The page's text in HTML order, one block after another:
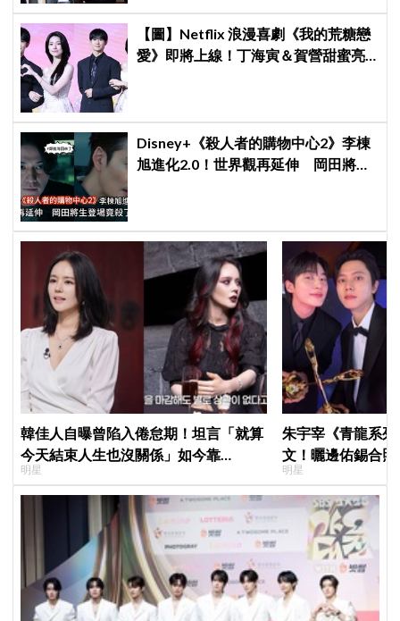
【圖】Netflix 浪漫喜劇《我的荒糖戀
愛》即將上線！丁海寅＆賀營甜蜜亮
Disney+《殺人者的購物中心2》李棟
旭進化2.0！世界觀再延伸 岡田將生
韓佳人自曝曾陷入倦怠期！坦言「就算
今天結束人生也沒關係」如今靠
YouTube重拾生活樂趣
明星
朱宇宰《青龍系
文！曬邊佑錫合
一起站上頒獎舞台
明星